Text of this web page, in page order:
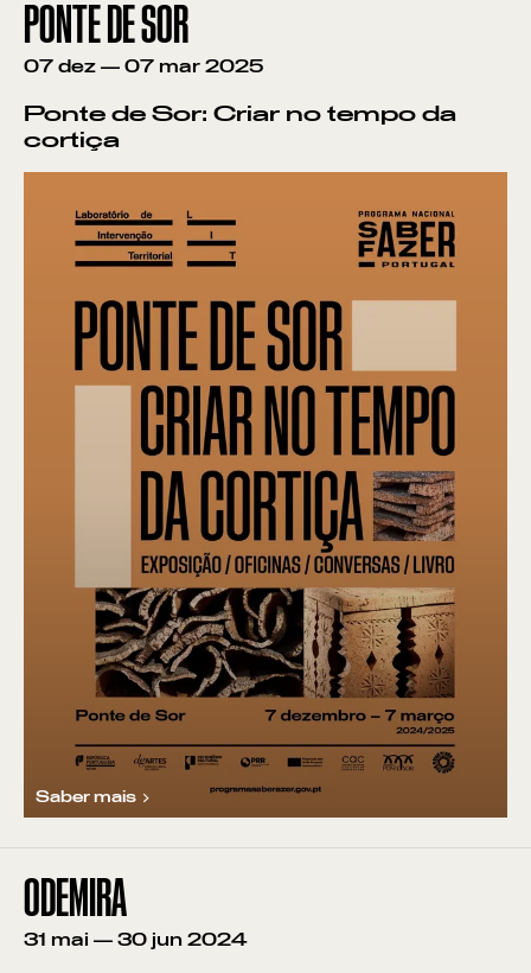
PONTE DE SOR
07 dez — 07 mar 2025
Ponte de Sor: Criar no tempo da
cortiça
Saber mais
ODEMIRA
31 mai — 30 jun 2024